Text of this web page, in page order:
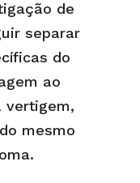
de
separar
do
ao
vertigem,
mesmo